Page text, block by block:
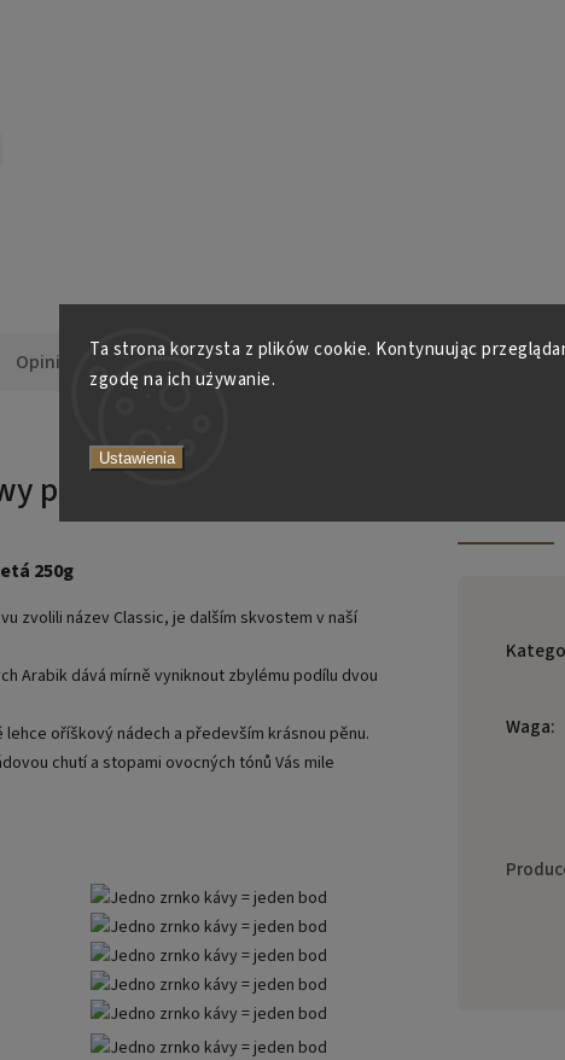
Ta strona korzysta z plików cookie. Kontynuując
zgodę na ich używanie.
Ustawienia
Opinie
produktu
250g
zvolili název Classic, je dalším skvostem v naší
Arabik dává mírně vyniknout zbylému podílu dvou
oříškový nádech a především krásnou pěnu.
chutí a stopami ovocných tónů Vás mile
Waga: